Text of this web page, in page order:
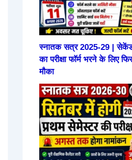
स्नातक सत्र 2025-29 |
का परीक्षा फॉर्म भरने के लिए
मौका